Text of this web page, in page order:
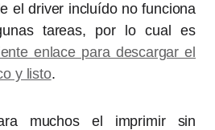
el driver incluído no funciona
tareas, por lo cual es
enlace para descargar el
y listo.
muchos el imprimir sin